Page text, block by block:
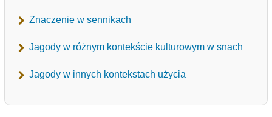
Znaczenie w sennikach
Jagody w różnym kontekście kulturowym w snach
Jagody w innych kontekstach użycia